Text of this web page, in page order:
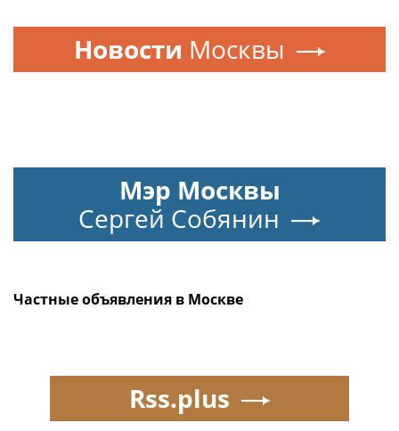
Новости Москвы
Мэр Москвы
Сергей Собянин
Частные объявления в Москве
Rss.plus